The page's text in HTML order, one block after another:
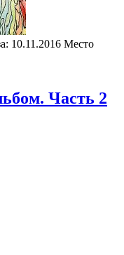
10.11.2016 Место
Часть 2